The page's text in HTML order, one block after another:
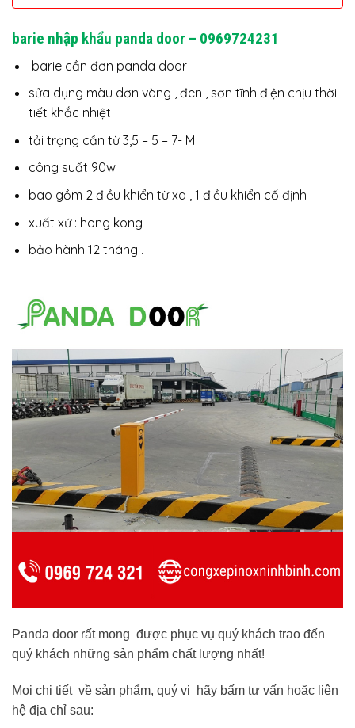
barie nhập khẩu panda door – 0969724231
barie cần đơn panda door
sửa dụng màu dơn vàng , đen , sơn tĩnh điện chịu thời
tiết khắc nhiệt
tải trọng cần từ 3,5 – 5 – 7- M
công suất 90w
bao gồm 2 điều khiển từ xa , 1 điều khiển cố định
xuất xứ : hong kong
bảo hành 12 tháng .
Panda door rất mong được phục vụ quý khách trao đến
quý khách những sản phẩm chất lượng nhất!
Mọi chi tiết về sản phẩm, quý vị hãy bấm tư vấn hoặc liên
hệ địa chỉ sau: